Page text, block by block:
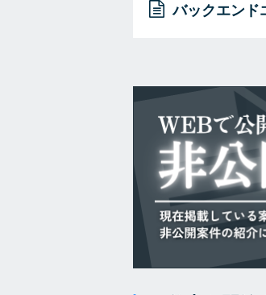
バックエンド